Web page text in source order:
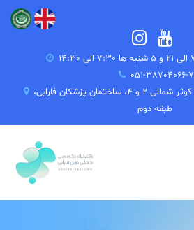
051-38704066-7
مشهد، بلوار وکیل آباد، بین کوثر شمالی 2 و 4، ساختمان پزشکان فارابی،
طبقه دوم